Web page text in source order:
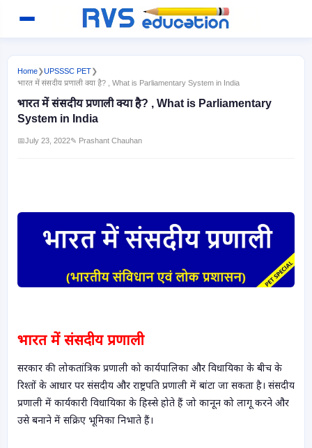
Home❯UPSSSC PET❯
भारत में संसदीय प्रणाली क्या है? , What is Parliamentary System in India
भारत में संसदीय प्रणाली क्या है? , What is Parliamentary
System in India
📅July 23, 2022✎ Prashant Chauhan
भारत में संसदीय प्रणाली
सरकार की लोकतांत्रिक प्रणाली को कार्यपालिका और विधायिका के बीच के
रिश्तों के आधार पर संसदीय और राष्ट्रपति प्रणाली में बांटा जा सकता है। संसदीय
प्रणाली में कार्यकारी विधायिका के हिस्से होते हैं जो कानून को लागू करने और
उसे बनाने में सक्रिए भूमिका निभाते हैं।